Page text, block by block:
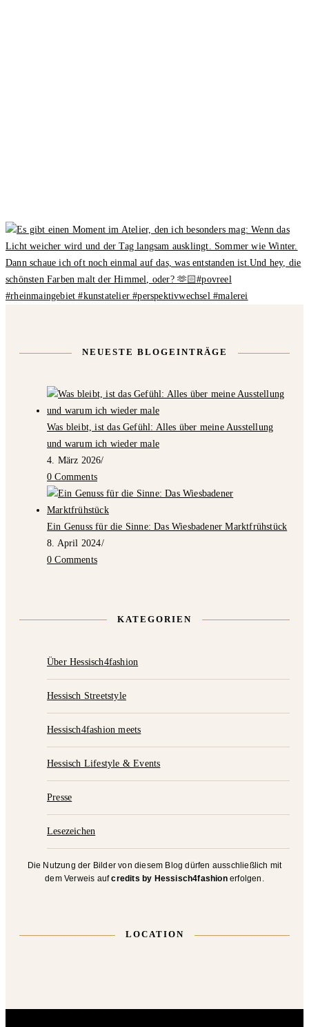
NEUESTE BLOGEINTRÄGE
Was bleibt, ist das Gefühl: Alles über meine Ausstellung
und warum ich wieder male
4. März 2026/
0 Comments
Ein Genuss für die Sinne: Das Wiesbadener Marktfrühstück
8. April 2024/
0 Comments
KATEGORIEN
Über Hessisch4fashion
Hessisch Streetstyle
Hessisch4fashion meets
Hessisch Lifestyle & Events
Presse
Lesezeichen
Die Nutzung der Bilder von diesem Blog dürfen ausschließlich mit
dem Verweis aufcredits by Hessisch4fashionerfolgen.
LOCATION